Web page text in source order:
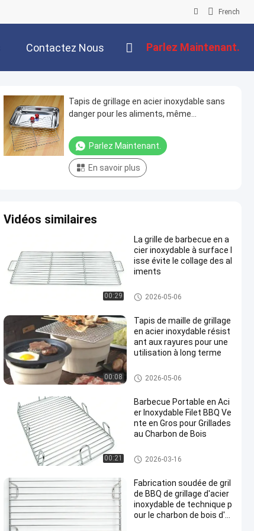
French
Contactez Nous Parlez Maintenant.
Tapis de grillage en acier inoxydable sans
danger pour les aliments, même
Parlez Maintenant.
En savoir plus
Vidéos similaires
00:29
La grille de barbecue en a
cier inoxydable à surface l
isse évite le collage des al
iments
Maille de gril d'acier inoxydabl
e
2026-05-06
00:08
Tapis de maille de grillage
en acier inoxydable résist
ant aux rayures pour une
utilisation à long terme
Maille de gril d'acier inoxydabl
e
2026-05-06
00:21
Barbecue Portable en Aci
er Inoxydable Filet BBQ Ve
nte en Gros pour Grillades
au Charbon de Bois
Maille de gril d'acier inoxydabl
e
2026-03-16
Fabrication soudée de gril
de BBQ de grillage d'acier
inoxydable de technique p
our le charbon de bois d'a